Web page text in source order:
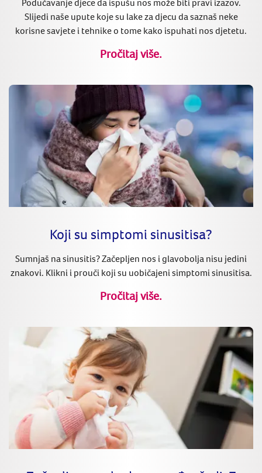
Podučavanje djece da ispušu nos može biti pravi izazov.
Slijedi naše upute koje su lake za djecu da saznaš neke
korisne savjete i tehnike o tome kako ispuhati nos djetetu.
Pročitaj više.
Koji su simptomi sinusitisa?
Sumnjaš na sinusitis? Začepljen nos i glavobolja nisu jedini
znakovi. Klikni i prouči koji su uobičajeni simptomi sinusitisa.
Pročitaj više.